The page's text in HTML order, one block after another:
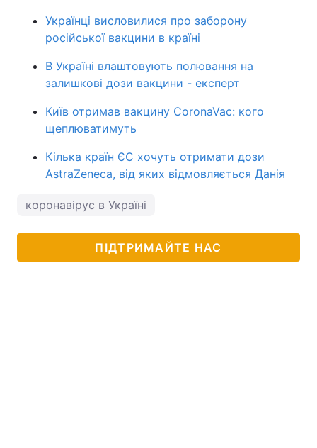
Українці висловилися про заборону
російської вакцини в країні
В Україні влаштовують полювання на
залишкові дози вакцини - експерт
Київ отримав вакцину CoronaVac: кого
щеплюватимуть
Кілька країн ЄС хочуть отримати дози
AstraZeneca, від яких відмовляється Данія
коронавірус в Україні
ПІДТРИМАЙТЕ НАС